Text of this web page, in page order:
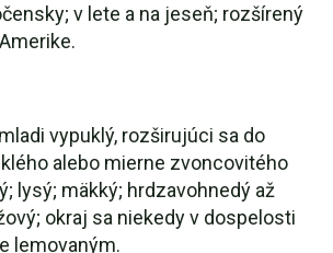
v lete a na jeseň; rozšírený
vypuklý, rozširujúci sa do
alebo mierne zvoncovitého
lysý; mäkký; hrdzavohnedý až
okraj sa niekedy v dospelosti
lemovaným.